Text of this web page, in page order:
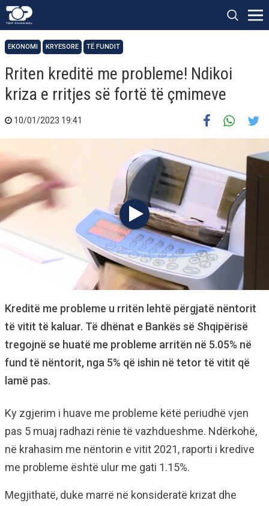
EKONOMI KRYESORE TË FUNDIT
Rriten kreditë me probleme! Ndikoi
kriza e rritjes së fortë të çmimeve
10/01/2023 19:41
Kreditë me probleme u rritën lehtë përgjatë nëntorit
të vitit të kaluar. Të dhënat e Bankës së Shqipërisë
tregojnë se huatë me probleme arritën në 5.05% në
fund të nëntorit, nga 5% që ishin në tetor të vitit që
lamë pas.
Ky zgjerim i huave me probleme këtë periudhë vjen
pas 5 muaj radhazi rënie të vazhdueshme. Ndërkohë,
në krahasim me nëntorin e vitit 2021, raporti i kredive
me probleme është ulur me gati 1.15%.
Megjithatë, duke marrë në konsideratë krizat dhe